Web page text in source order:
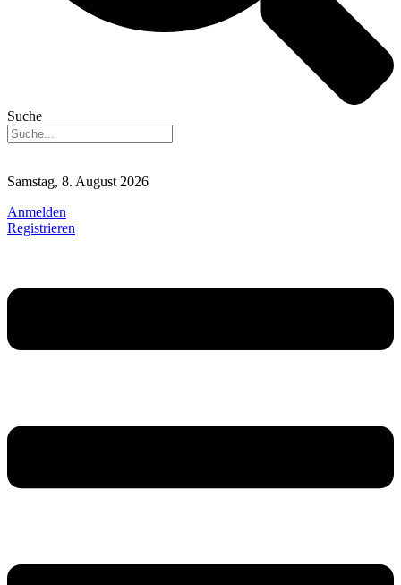
Suche
Samstag, 8. August 2026
Anmelden
Registrieren